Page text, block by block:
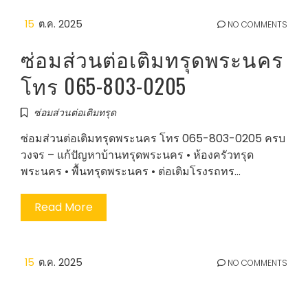
15 ต.ค. 2025 NO COMMENTS
ซ่อมส่วนต่อเติมทรุดพระนคร
โทร 065-803-0205
ซ่อมส่วนต่อเติมทรุด
ซ่อมส่วนต่อเติมทรุดพระนคร โทร 065-803-0205 ครบ
วงจร – แก้ปัญหาบ้านทรุดพระนคร • ห้องครัวทรุด
พระนคร • พื้นทรุดพระนคร • ต่อเติมโรงรถทร…
Read More
15 ต.ค. 2025 NO COMMENTS